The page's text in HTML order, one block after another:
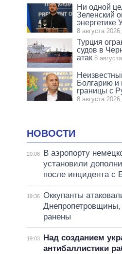
Ни одной
Зеленский
энергетике
8 августа
Турция
судов в
атак 8
Болгарию и
границы с
8 августа
НОВОСТИ
20:08
В аэропорту
установили
после инцидента с
19:36 Оккупанты
ранены
19:03
Над созданием
антибаллистики